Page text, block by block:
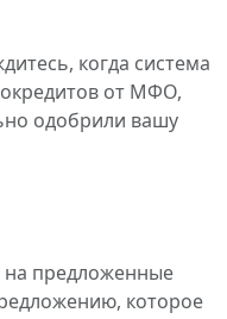
когда система
от МФО,
одобрили вашу
на предложенные
которое